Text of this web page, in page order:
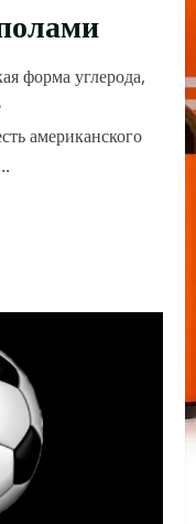
форма углерода,
американского